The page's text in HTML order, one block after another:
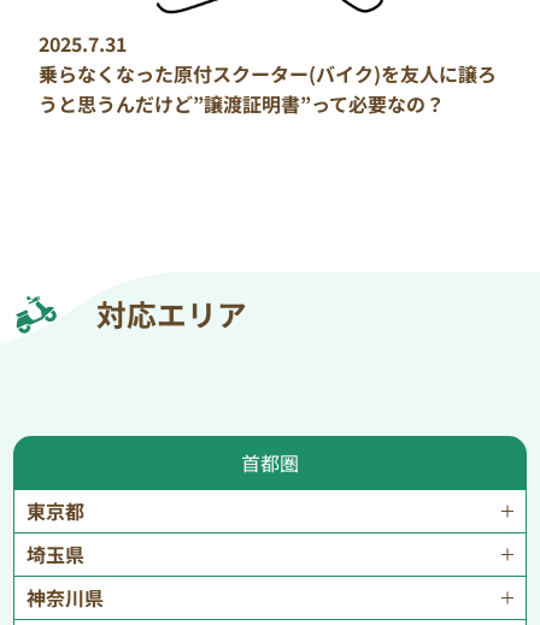
2025.7.31
乗らなくなった原付スクーター(バイク)を友人に譲ろ
うと思うんだけど”譲渡証明書”って必要なの？
対応エリア
首都圏
東京都
埼玉県
神奈川県